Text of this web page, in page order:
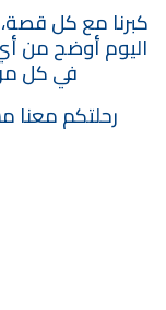
كبرنا مع كل
اليوم أوضح من
في كل
رحلتكم معنا